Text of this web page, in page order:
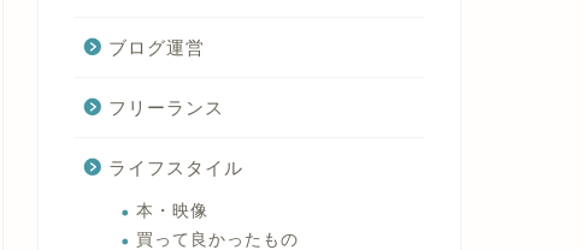
ブログ運営
フリーランス
ライフスタイル
本・映像
買って良かったもの